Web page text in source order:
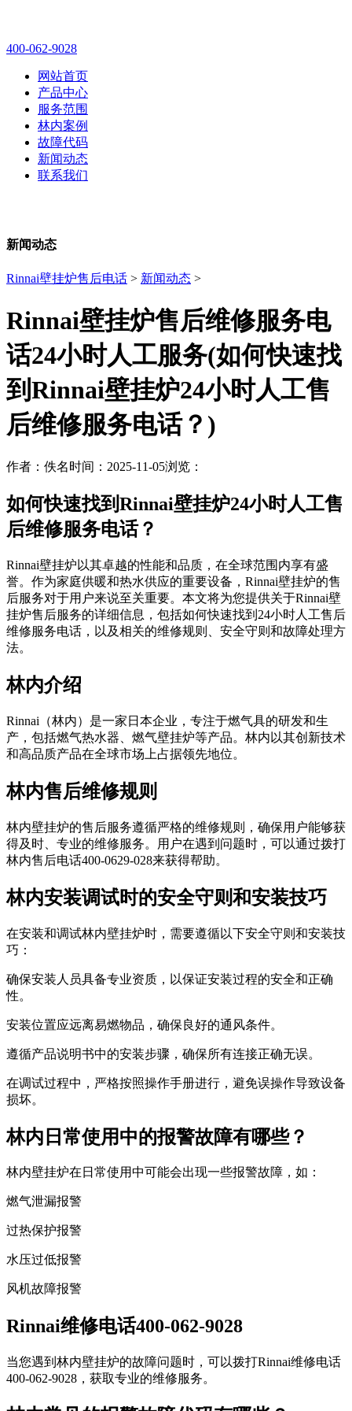
400-062-9028
网站首页
产品中心
服务范围
林内案例
故障代码
新闻动态
联系我们
新闻动态
Rinnai壁挂炉售后电话 > 新闻动态 >
Rinnai壁挂炉售后维修服务电
话24小时人工服务(如何快速找
到Rinnai壁挂炉24小时人工售
后维修服务电话？)
作者：佚名时间：2025-11-05浏览：
如何快速找到Rinnai壁挂炉24小时人工售
后维修服务电话？
Rinnai壁挂炉以其卓越的性能和品质，在全球范围内享有盛
誉。作为家庭供暖和热水供应的重要设备，Rinnai壁挂炉的售
后服务对于用户来说至关重要。本文将为您提供关于Rinnai壁
挂炉售后服务的详细信息，包括如何快速找到24小时人工售后
维修服务电话，以及相关的维修规则、安全守则和故障处理方
法。
林内介绍
Rinnai（林内）是一家日本企业，专注于燃气具的研发和生
产，包括燃气热水器、燃气壁挂炉等产品。林内以其创新技术
和高品质产品在全球市场上占据领先地位。
林内售后维修规则
林内壁挂炉的售后服务遵循严格的维修规则，确保用户能够获
得及时、专业的维修服务。用户在遇到问题时，可以通过拨打
林内售后电话400-0629-028来获得帮助。
林内安装调试时的安全守则和安装技巧
在安装和调试林内壁挂炉时，需要遵循以下安全守则和安装技
巧：
确保安装人员具备专业资质，以保证安装过程的安全和正确
性。
安装位置应远离易燃物品，确保良好的通风条件。
遵循产品说明书中的安装步骤，确保所有连接正确无误。
在调试过程中，严格按照操作手册进行，避免误操作导致设备
损坏。
林内日常使用中的报警故障有哪些？
林内壁挂炉在日常使用中可能会出现一些报警故障，如：
燃气泄漏报警
过热保护报警
水压过低报警
风机故障报警
Rinnai维修电话400-062-9028
当您遇到林内壁挂炉的故障问题时，可以拨打Rinnai维修电话
400-062-9028，获取专业的维修服务。